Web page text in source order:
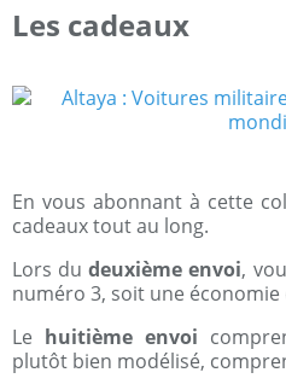
Les cadeaux
En vous abonnant à cette
cadeaux tout au long.
Lors dudeuxième envoi,
numéro 3, soit une économie
Le huitième envoi
plutôt bien modélisé,